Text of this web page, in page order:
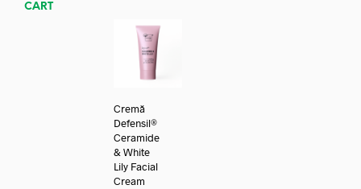
CART
Cremă
Defensil®
Ceramide
& White
Lily Facial
Cream